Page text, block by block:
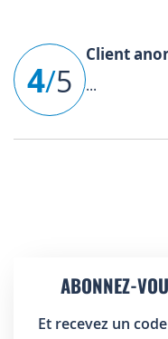
4/5
Client
...
ABONNEZ-
Et recevez un